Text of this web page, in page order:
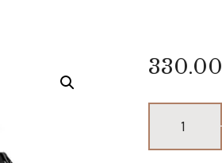
330.00